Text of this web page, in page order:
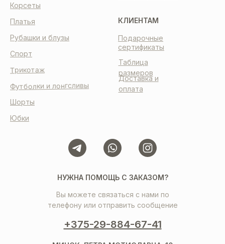
КЛИЕНТАМ
Таблица
размеров
Доставка и
оплата
Подарочные
сертификаты
НУЖНА ПОМОЩЬ С ЗАКАЗОМ?
Вы можете связаться с нами по
телефону или отправить сообщение
+375-29-884-67-41
Корсеты
Платья
Шорты
Спорт
Рубашки и блузы
Трикотаж
Футболки и лонгсливы
Юбки